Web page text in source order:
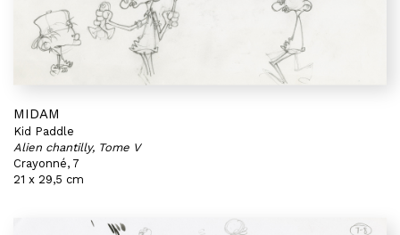
MIDAM
Kid Paddle
Alien chantilly, Tome V
Crayonné, 7
21 x 29,5 cm